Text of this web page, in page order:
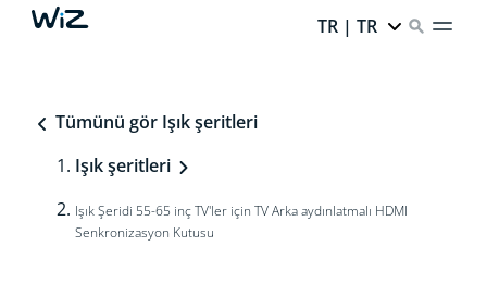
TR | TR
Tümünü gör Işık şeritleri
Işık şeritleri
Işık Şeridi 55-65 inç TV'ler için TV Arka aydınlatmalı HDMI
Senkronizasyon Kutusu